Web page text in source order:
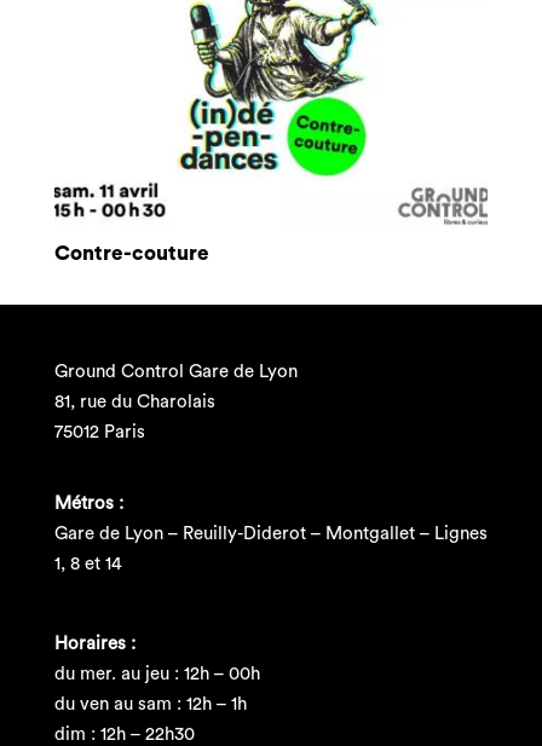
Contre-couture
Ground Control Gare de Lyon
81, rue du Charolais
75012 Paris
Métros :
Gare de Lyon – Reuilly-Diderot – Montgallet – Lignes
1, 8 et 14
Horaires :
du mer. au jeu : 12h – 00h
du ven au sam : 12h – 1h
dim : 12h – 22h30